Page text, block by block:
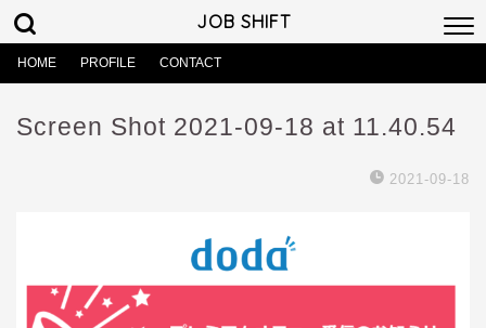
JOB SHIFT
HOME PROFILE CONTACT
Screen Shot 2021-09-18 at 11.40.54
2021-09-18